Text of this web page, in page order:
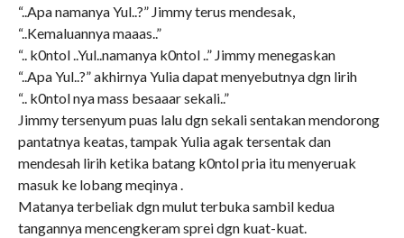
“..Apa namanya Yul..?” Jimmy terus mendesak,
“..Kemaluannya maaas..”
“.. k0ntol ..Yul..namanya k0ntol ..” Jimmy menegaskan
“..Apa Yul..?” akhirnya Yulia dapat menyebutnya dgn lirih
“.. k0ntol nya mass besaaar sekali..”
Jimmy tersenyum puas lalu dgn sekali sentakan mendorong
pantatnya keatas, tampak Yulia agak tersentak dan
mendesah lirih ketika batang k0ntol pria itu menyeruak
masuk ke lobang meqinya .
Matanya terbeliak dgn mulut terbuka sambil kedua
tangannya mencengkeram sprei dgn kuat-kuat.